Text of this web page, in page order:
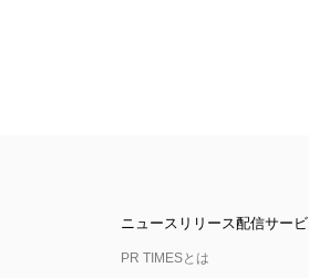
ニュースリリース配信サービ
PR TIMESとは